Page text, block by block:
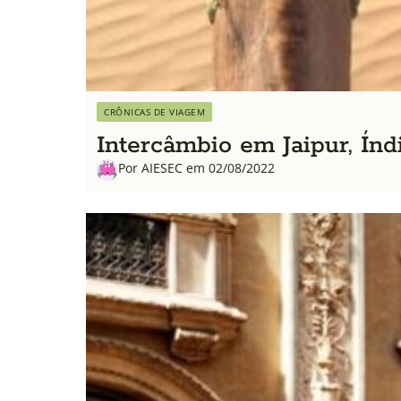
CRÔNICAS DE VIAGEM
Intercâmbio em Jaipur,
Por AIESEC em 02/08/2022